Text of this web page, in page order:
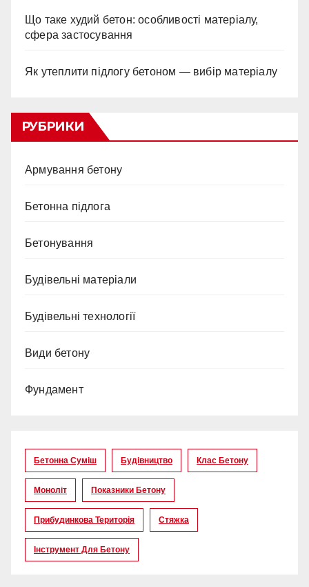
Що таке худий бетон: особливості матеріалу,
сфера застосування
Як утеплити підлогу бетоном — вибір матеріалу
РУБРИКИ
Армування бетону
Бетонна підлога
Бетонування
Будівельні матеріали
Будівельні технології
Види бетону
Фундамент
Бетонна Суміш Будівництво Клас Бетону
Моноліт Показники Бетону
Прибудинкова Територія Стяжка
Інструмент Для Бетону